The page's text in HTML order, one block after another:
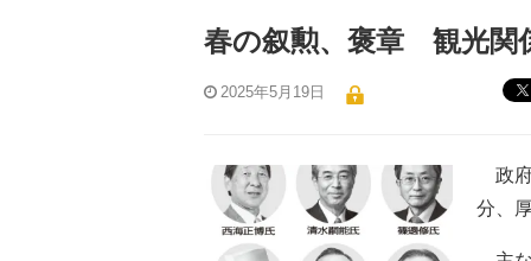
春の叙勲、褒章 観光関
2025年5月19日
政府
分、